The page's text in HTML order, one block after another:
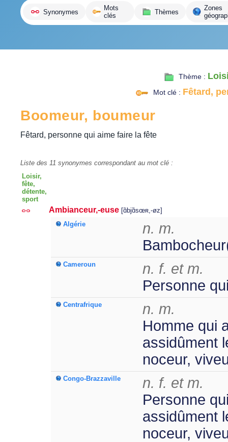
Synonymes
Mots
clés
Thèmes
Zones
Thème :
Mot clé : Fêtard,
Boomeur, boumeur
Fêtard, personne qui aime faire la fête
Liste des 11 synonymes correspondant au mot clé :
Loisir,
fête,
détente,
sport
Ambianceur,-euse [ɑ̃bjɑ̃sœʀ,-øz]
Algérie
n. m.
Cameroun
n. f. et m.
Personne
Centrafrique
n. m.
Homme qui
assidûment
noceur,
Congo-Brazzaville
n. f. et m.
Personne
assidûment
noceur,